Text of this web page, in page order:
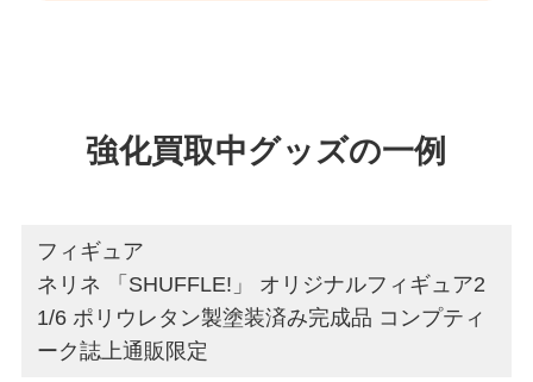
強化買取中グッズの一例
フィギュア
ネリネ 「SHUFFLE!」 オリジナルフィギュア2
1/6 ポリウレタン製塗装済み完成品 コンプティ
ーク誌上通販限定